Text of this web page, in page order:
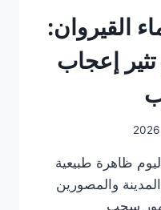
القيروان:
إعجاب
ظاهرة طبيعية
والمصورين
سحب